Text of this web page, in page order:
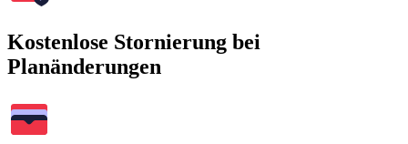
Kostenlose Stornierung bei
Planänderungen